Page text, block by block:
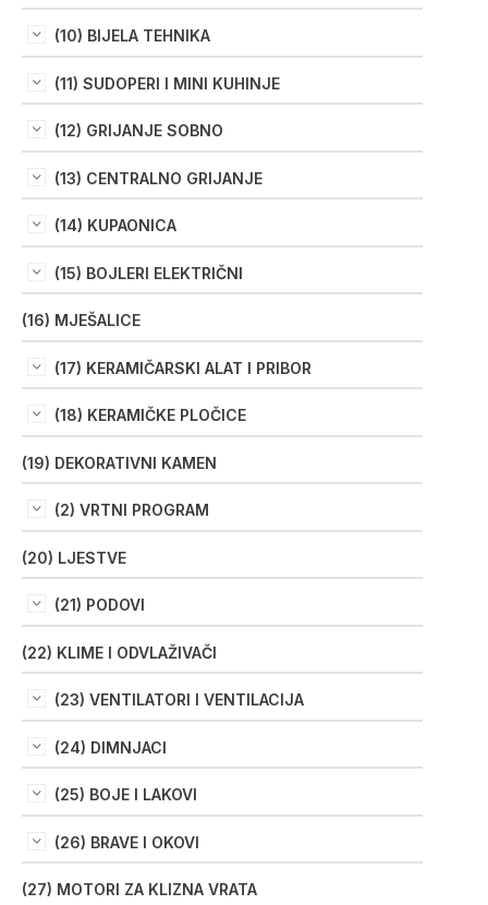
(10) BIJELA TEHNIKA
(11) SUDOPERI I MINI KUHINJE
(12) GRIJANJE SOBNO
(13) CENTRALNO GRIJANJE
(14) KUPAONICA
(15) BOJLERI ELEKTRIČNI
(16) MJEŠALICE
(17) KERAMIČARSKI ALAT I PRIBOR
(18) KERAMIČKE PLOČICE
(19) DEKORATIVNI KAMEN
(2) VRTNI PROGRAM
(20) LJESTVE
(21) PODOVI
(22) KLIME I ODVLAŽIVAČI
(23) VENTILATORI I VENTILACIJA
(24) DIMNJACI
(25) BOJE I LAKOVI
(26) BRAVE I OKOVI
(27) MOTORI ZA KLIZNA VRATA